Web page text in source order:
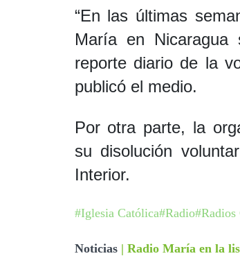
“En las últimas
María en
reporte diario de la
publicó el medio.
Por otra parte, la
su disolución
Interior.
#Iglesia Católica#Radio#Radios
Noticias| Radio María en la